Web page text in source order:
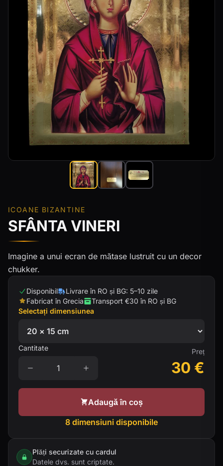
ICOANE BIZANTINE
SFÂNTA VINERI
Imagine a unui ecran de mătase lustruit cu un decor
chukker.
Disponibil
Livrare în RO și BG: 5–10 zile
Fabricat în Grecia
Transport €30 în RO și BG
Selectați dimensiunea
Cantitate Preț
30 €
Adaugă în coș
8 dimensiuni disponibile
Plăți securizate cu cardul
Datele dvs. sunt criptate.